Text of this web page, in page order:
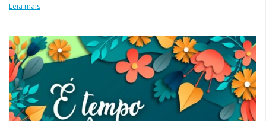
Leia mais